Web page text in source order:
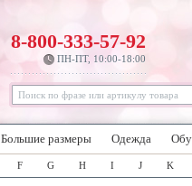
8-800-333-57-92
ПН-ПТ, 10:00-18:00
Большие размеры Одежда
F G H I J K